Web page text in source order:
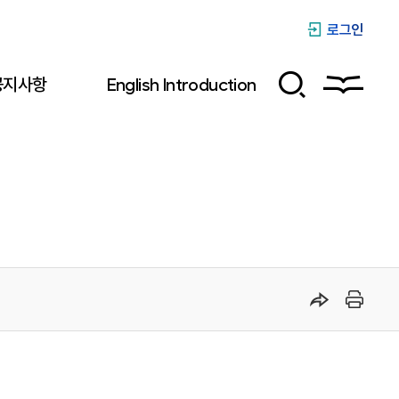
로그인
사항 English Introduction